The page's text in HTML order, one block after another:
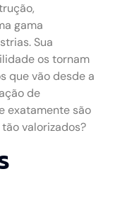
gama
Sua
os tornam
que vão desde a
de
exatamente são
valorizados?